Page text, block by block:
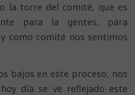
la torre del comité, que es
para la gentes, para
como comité nos sentimos
bajos en este proceso, nos
día se ve reflejado este